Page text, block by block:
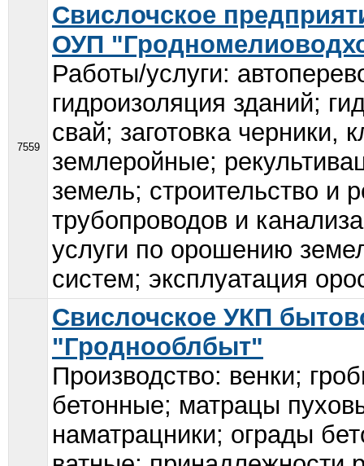
7559
Свислочское
ОУП
Работы/услуги:
гидроизоляция зданий;
свай; заготовка
землеройные;
земель; строительство и
трубопроводов и
услуги по орошению
систем; эксплуатация
Свислочское УКП
"Гроднооблбыт"
Производство: венки;
бетонные; матрацы
наматрацники; ограды